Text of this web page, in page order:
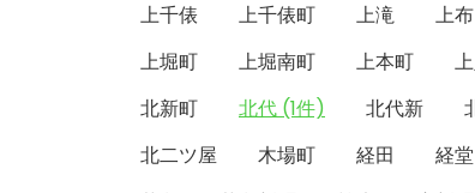
上千俵
上千俵町 上滝 上
上堀町
上堀南町 上本町
北新町
北代 (1件) 北代新
北二ツ屋
木場町 経田 経堂